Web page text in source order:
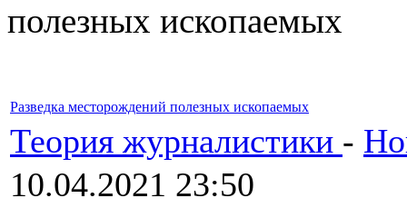
полезных ископаемых
Разведка месторождений полезных ископаемых
Теория журналистики -
10.04.2021 23:50